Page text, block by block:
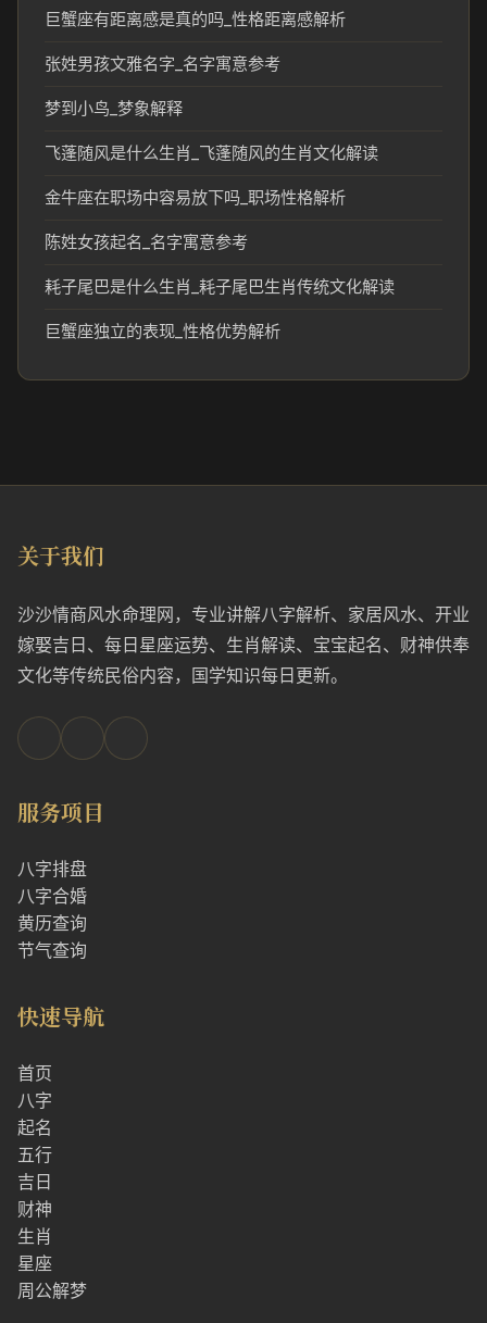
巨蟹座有距离感是真的吗_性格距离感解析
张姓男孩文雅名字_名字寓意参考
梦到小鸟_梦象解释
飞蓬随风是什么生肖_飞蓬随风的生肖文化解读
金牛座在职场中容易放下吗_职场性格解析
陈姓女孩起名_名字寓意参考
耗子尾巴是什么生肖_耗子尾巴生肖传统文化解读
巨蟹座独立的表现_性格优势解析
关于我们
沙沙情商风水命理网，专业讲解八字解析、家居风水、开业
嫁娶吉日、每日星座运势、生肖解读、宝宝起名、财神供奉
文化等传统民俗内容，国学知识每日更新。
服务项目
八字排盘
八字合婚
黄历查询
节气查询
快速导航
首页
八字
起名
五行
吉日
财神
生肖
星座
周公解梦